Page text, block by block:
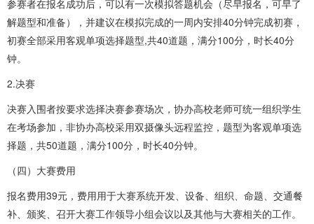
参赛者在报名成功后，可以有一次模拟答题机会（尽早报名，可早了
解题型和准备），并建议在模拟完成的一周内安排40分钟完成初赛，
初赛全部采用客观单项选择题型,共40道题，满分100分，时长40分
钟。
2.决赛
决赛入围者按要求选择决赛参赛场次，协办高校老师可统一组织学生
在考场参加，非协办高校采用双摄像头远程监控，题型为客观单项选
择题，共50道题，满分100分，时长40分钟。
（四）大赛费用
报名费用39元，费用用于大赛系统开发、设备、组织、命题、交通餐
补、颁奖、召开大赛工作领导小组会议以及其他与大赛相关的工作。